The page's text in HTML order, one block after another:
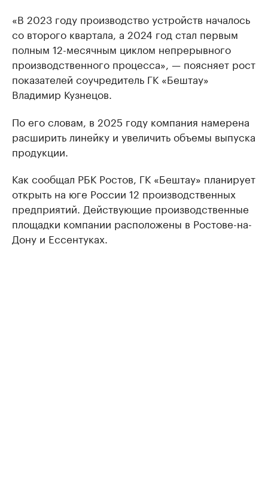
«В 2023 году производство устройств началось
со второго квартала, а 2024 год стал первым
полным 12-месячным циклом непрерывного
производственного процесса», — поясняет рост
показателей соучредитель ГК «Бештау»
Владимир Кузнецов.
По его словам, в 2025 году компания намерена
расширить линейку и увеличить объемы выпуска
продукции.
Как сообщал РБК Ростов, ГК «Бештау» планирует
открыть на юге России 12 производственных
предприятий. Действующие производственные
площадки компании расположены в Ростове-на-
Дону и Ессентуках.